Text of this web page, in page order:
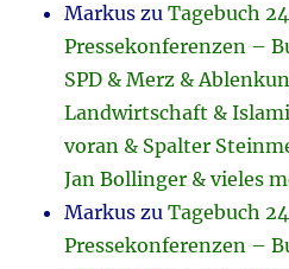
Markus zuTagebuch
Pressekonferenzen –
SPD & Merz &
Landwirtschaft &
voran & Spalter
Jan Bollinger & vieles
Markus zuTagebuch
Pressekonferenzen –